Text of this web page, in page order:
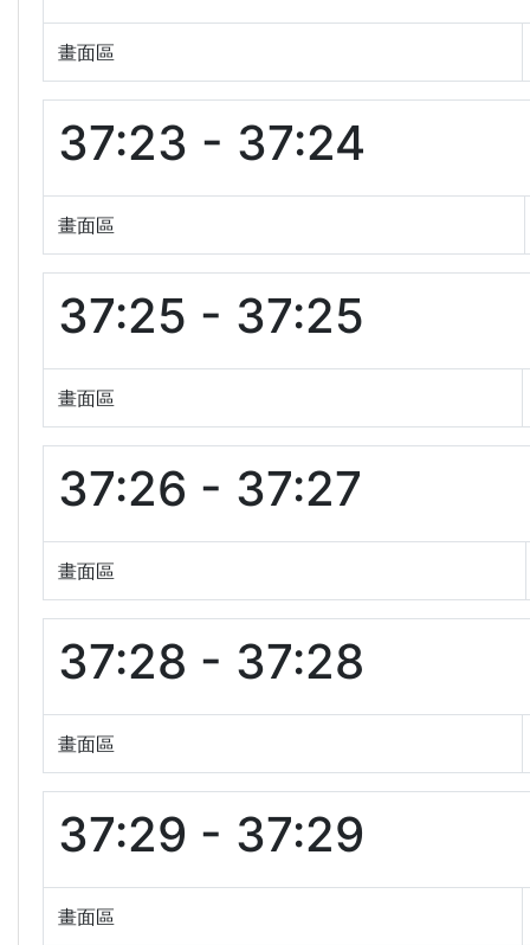
畫面區
37:23 - 37:24
畫面區
37:25 - 37:25
畫面區
37:26 - 37:27
畫面區
37:28 - 37:28
畫面區
37:29 - 37:29
畫面區